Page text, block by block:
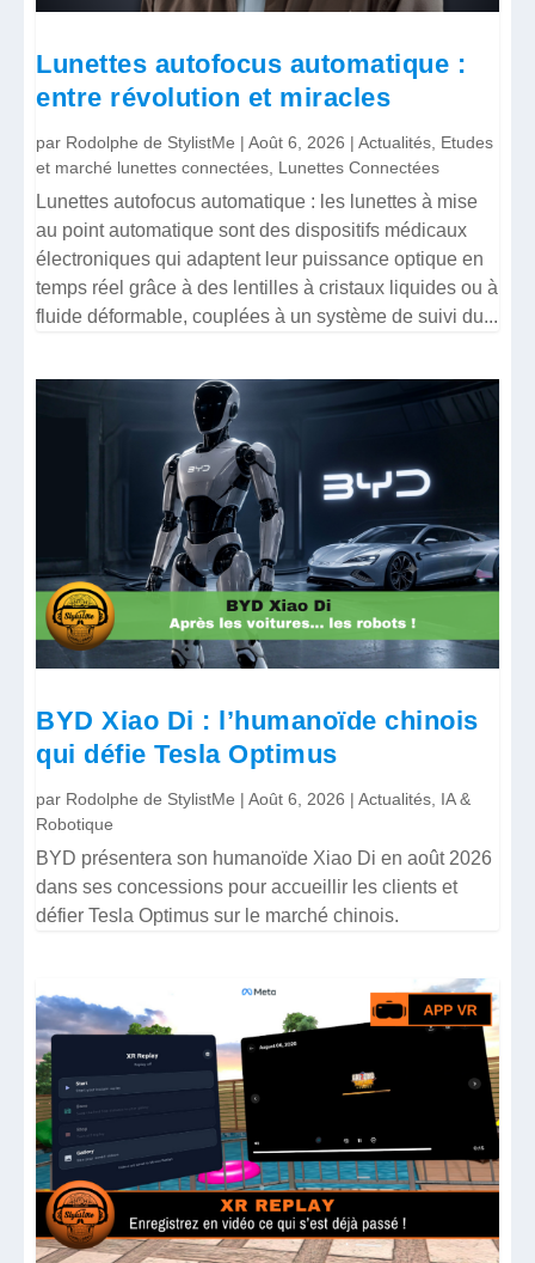
Lunettes autofocus automatique :
entre révolution et miracles
par Rodolphe de StylistMe |Août 6, 2026 |Actualités Etudes
et marché lunettes connectées Lunettes Connectées
Lunettes autofocus automatique : les lunettes à mise
au point automatique sont des dispositifs médicaux
électroniques qui adaptent leur puissance optique en
temps réel grâce à des lentilles à cristaux liquides ou à
fluide déformable, couplées à un système de suivi du...
BYD Xiao Di : l’humanoïde chinois
qui défie Tesla Optimus
par Rodolphe de StylistMe |Août 6, 2026 |Actualités IA &
Robotique
BYD présentera son humanoïde Xiao Di en août 2026
dans ses concessions pour accueillir les clients et
défier Tesla Optimus sur le marché chinois.